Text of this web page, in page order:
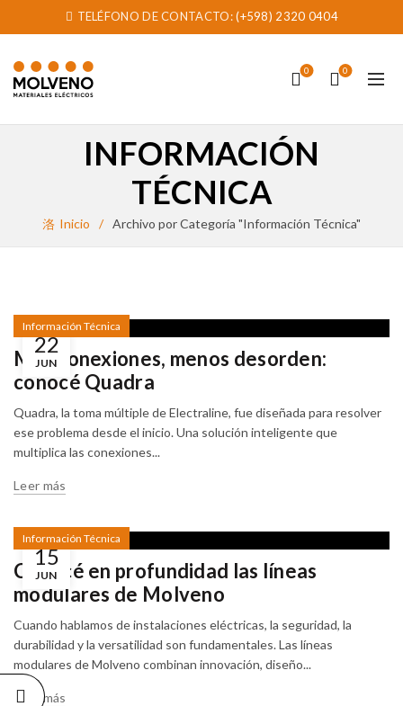
TELÉFONO DE CONTACTO:(+598) 2320 0404
0 0
INFORMACIÓN
TÉCNICA
Inicio Archivo por Categoría "Información Técnica"
22
JUN
Información Técnica
Más conexiones, menos desorden:
conocé Quadra
Quadra, la toma múltiple de Electraline, fue diseñada para resolver
ese problema desde el inicio. Una solución inteligente que
multiplica las conexiones...
Leer más
15
JUN
Información Técnica
Conocé en profundidad las líneas
modulares de Molveno
Cuando hablamos de instalaciones eléctricas, la seguridad, la
durabilidad y la versatilidad son fundamentales. Las líneas
modulares de Molveno combinan innovación, diseño...
Leer más
NUEVO
LANZAMIENTO:
CAJÓN PARA
CONSUMO DE
ENERGÍA
27/07/2026
YA PODÉS
ADQUIRIR
QUADRA CON
BASE PARA
INSTALACIONES
EXTERIORES
13/07/2026